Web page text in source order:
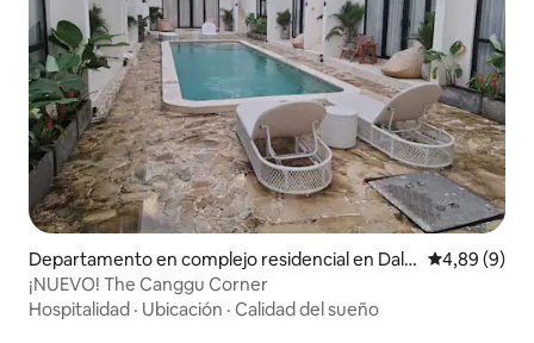
Departamento en complejo residencial en Dalu
ng
Calificación
4,89 (9)
¡NUEVO! The Canggu Corner
Hospitalidad · Ubicación · Calidad del sueño